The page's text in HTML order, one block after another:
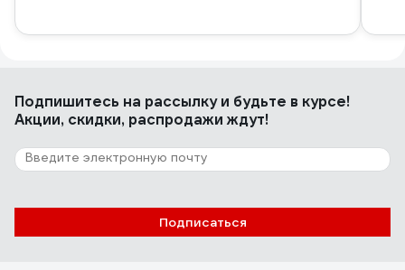
Подпишитесь на рассылкуи будьте в курсе!
Акции, скидки, распродажи ждут!
Подписаться